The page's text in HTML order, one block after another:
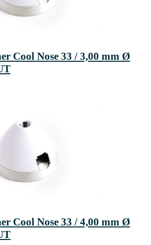
Cool Nose 33 / 3,00 mm Ø
Cool Nose 33 / 4,00 mm Ø